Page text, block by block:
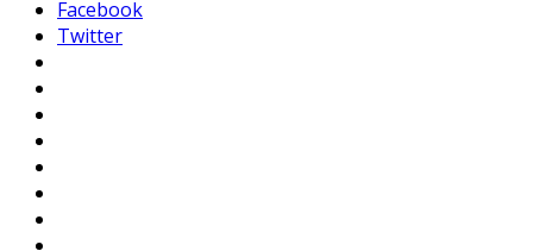
Facebook
Twitter